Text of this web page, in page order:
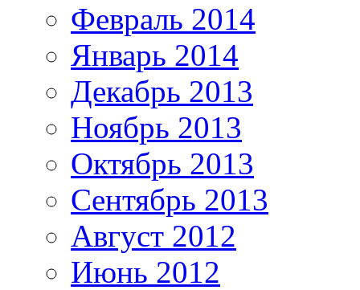
Февраль 2014
Январь 2014
Декабрь 2013
Ноябрь 2013
Октябрь 2013
Сентябрь 2013
Август 2012
Июнь 2012